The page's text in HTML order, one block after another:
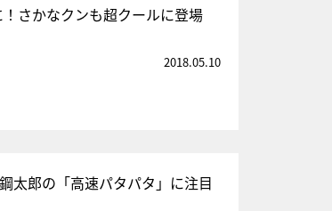
さかなクンも超クールに登場
2018.05.10
太郎の「高速パタパタ」に注目